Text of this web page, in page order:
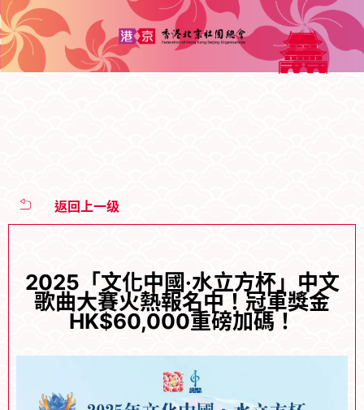
返回上一级
2025「文化中國·水立方杯」中文
歌曲大賽火熱報名中！冠軍獎金
HK$60,000重磅加碼！